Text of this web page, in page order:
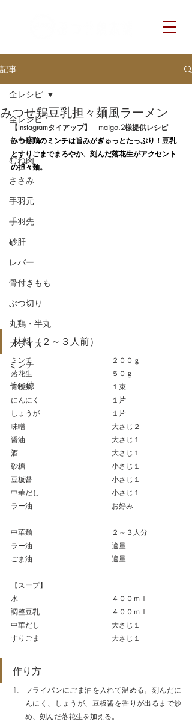
記事
全レシピ
もも肉
むね肉
ささみ
手羽元
手羽先
砂肝
レバー
骨付きもも
ぶつ切り
丸鶏・半丸
スライス
ミンチ
その他
全レシピ
みつせ鶏豆乳担々麺風ラーメン
【Instagramタイアップ】　maigo.2様提供レシピ
みつせ鶏のミンチは旨みがぎゅっとたっぷり！豆乳
とすりごまでまろやか、刻んだ落花生がアクセント
の担々麺。
材料（２～３人前）
ミンチ　　　　　　　　　   　２００ｇ
落花生　　　　　　　　　　　５０ｇ
青梗菜　　　　　　　　　　　１束
にんにく　　　　　　　　　　１片
しょうが　　　　　　　　　　１片
味噌　　　　　　　　　　　　大さじ２
醤油　　　　　　　　　　　　大さじ１
酒　　　　　　　　　　　　　大さじ１
砂糖　　　　　　　　　　　　小さじ１
豆板醤　　　　　　　　　　　小さじ１
中華だし　　　　　　　　　　小さじ１
ラー油　　　　　　　　　　　お好み
中華麺　　　　　　　　　　　２～３人分
ラー油　　　　　　　　　　　適量
ごま油　　　　　　　　　　　適量
【スープ】
水　　　　　　　　　　　　　４００ｍｌ
調整豆乳　　　　　　　　　　４００ｍｌ
中華だし　　　　　　　　　　大さじ１
すりごま　　　　　　　　　　大さじ１
作り方
フライパンにごま油を入れて温める。刻んだに
んにく、しょうが、豆板醤を香りが出るまで炒
め、刻んだ落花生を加える。